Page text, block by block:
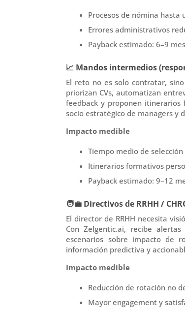
Procesos de nómina hasta
Errores administrativos
Payback estimado: 6–9
📈 Mandos intermedios (
El reto no es solo contratar,
priorizan CVs, automatizan
feedback y proponen itinerarios
socio estratégico de managers y
Impacto medible
Tiempo medio de
Itinerarios formativos
Payback estimado: 9–12
🧑 Directivos de RRHH /
El director de RRHH necesita
Con Zelgentic.ai, recibe
escenarios sobre impacto de
información predictiva y
Impacto medible
Reducción de rotación no
Mayor engagement y